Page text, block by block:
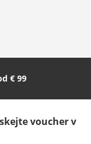
Italien (Deutsch)
€ 99
voucher v